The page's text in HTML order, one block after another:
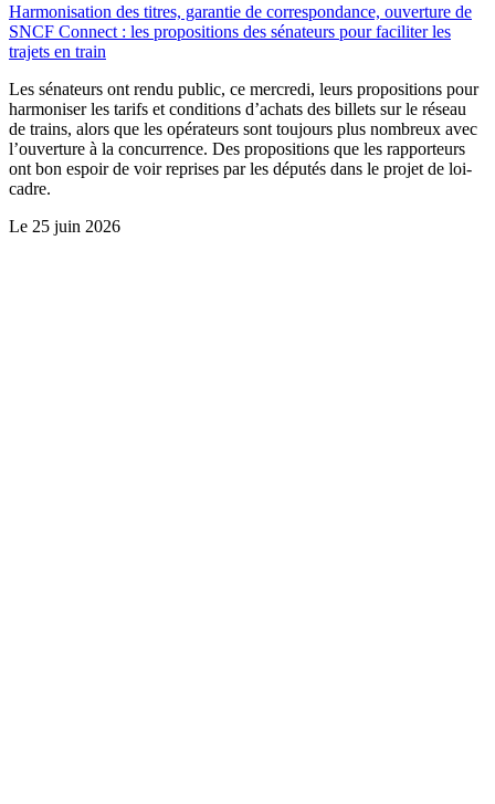
Harmonisation des titres, garantie de correspondance, ouverture de
SNCF Connect : les propositions des sénateurs pour faciliter les
trajets en train
Les sénateurs ont rendu public, ce mercredi, leurs propositions pour
harmoniser les tarifs et conditions d’achats des billets sur le réseau
de trains, alors que les opérateurs sont toujours plus nombreux avec
l’ouverture à la concurrence. Des propositions que les rapporteurs
ont bon espoir de voir reprises par les députés dans le projet de loi-
cadre.
Le 25 juin 2026